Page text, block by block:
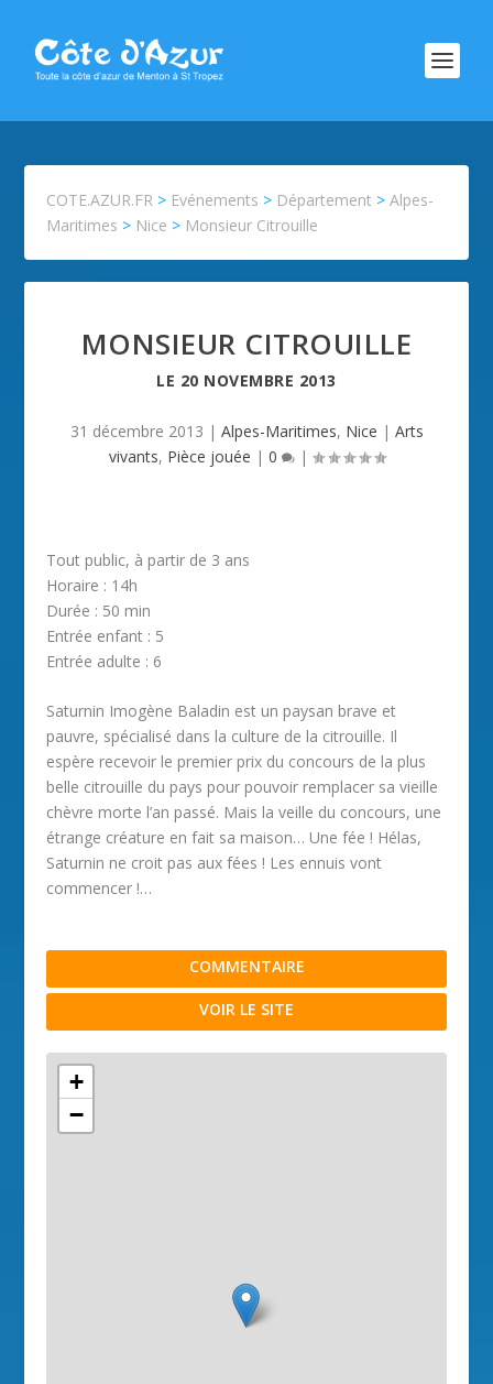
COTE.AZUR.FR > Evénements > Département >Alpes-
Maritimes > Nice > Monsieur Citrouille
MONSIEUR CITROUILLE
LE 20 NOVEMBRE 2013
31 décembre 2013 | Alpes-Maritimes, Nice | Arts
vivants, Pièce jouée | 0 |
Tout public, à partir de 3 ans
Horaire : 14h
Durée : 50 min
Entrée enfant : 5
Entrée adulte : 6
Saturnin Imogène Baladin est un paysan brave et
pauvre, spécialisé dans la culture de la citrouille. Il
espère recevoir le premier prix du concours de la plus
belle citrouille du pays pour pouvoir remplacer sa vieille
chèvre morte l’an passé. Mais la veille du concours, une
étrange créature en fait sa maison… Une fée ! Hélas,
Saturnin ne croit pas aux fées ! Les ennuis vont
commencer !…
COMMENTAIRE
VOIR LE SITE
+
−